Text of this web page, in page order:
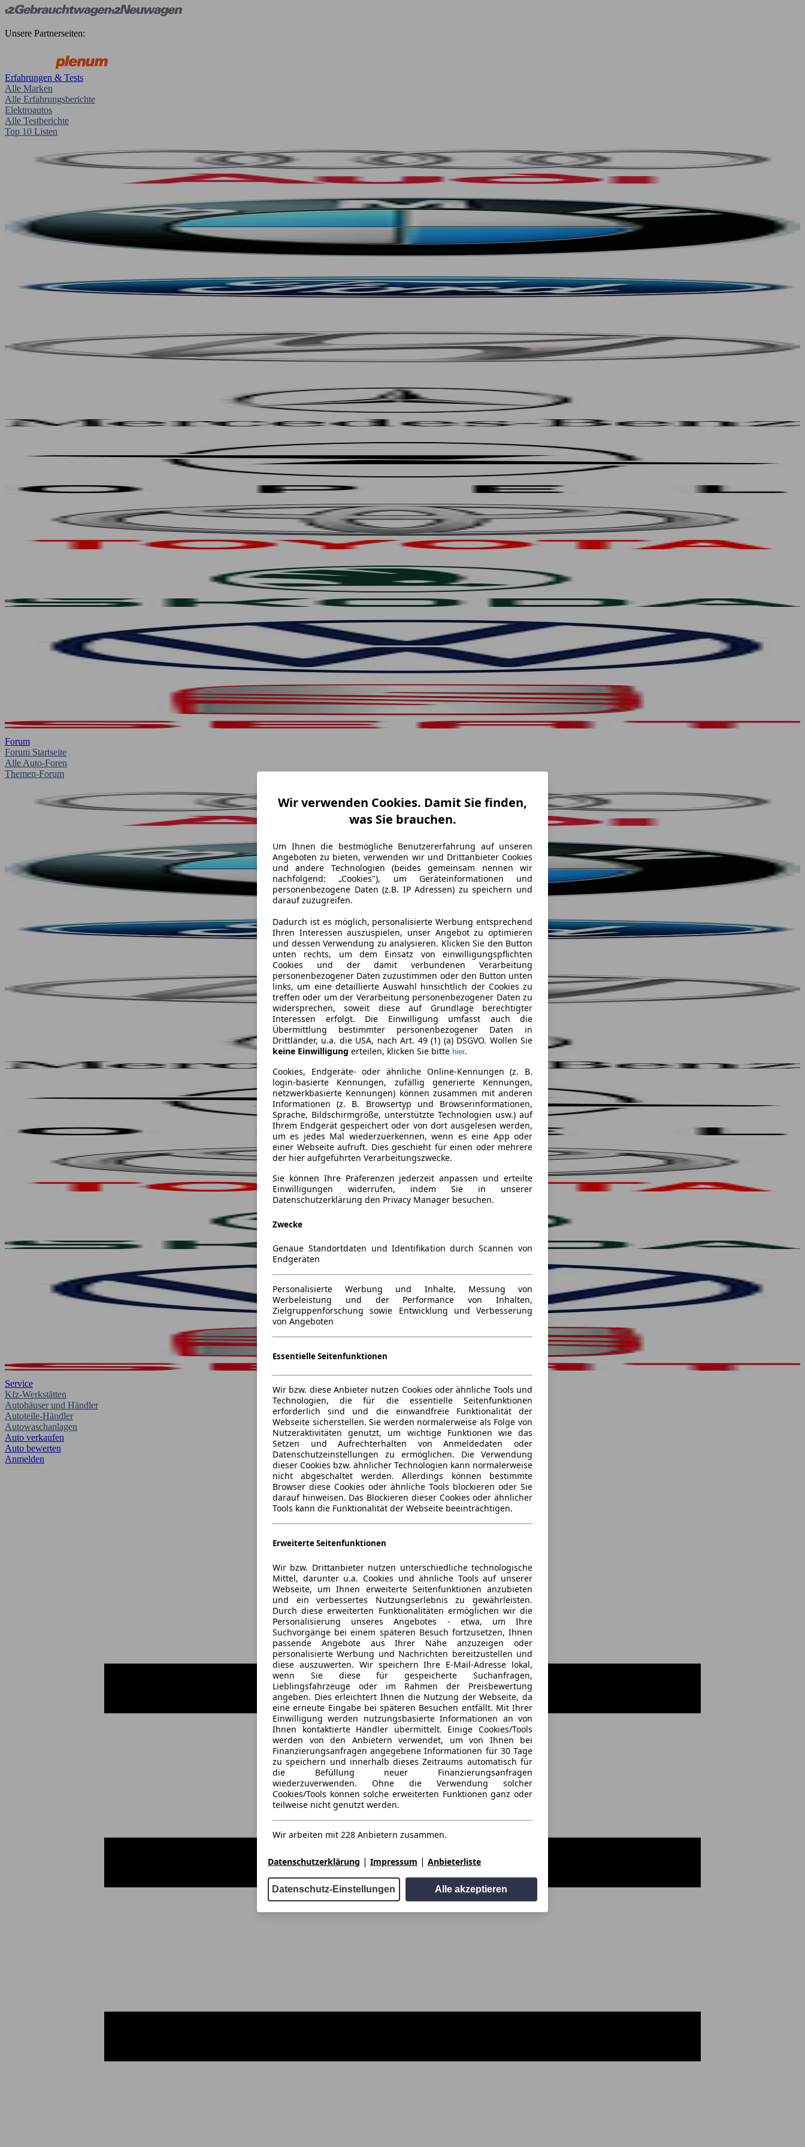
Unsere Partnerseiten:
Erfahrungen & Tests
Alle Marken
Alle Erfahrungsberichte
Elektroautos
Alle Testberichte
Top 10 Listen
Forum
Forum Startseite
Alle Auto-Foren
Themen-Forum
Service
Kfz-Werkstätten
Autohäuser und Händler
Autoteile-Händler
Autowaschanlagen
Auto verkaufen
Auto bewerten
Anmelden
Wir verwenden Cookies. Damit Sie finden,
was Sie brauchen.
Um Ihnen die bestmögliche Benutzererfahrung auf unseren
Angeboten zu bieten, verwenden wir und Drittanbieter Cookies
und andere Technologien (beides gemeinsam nennen wir
nachfolgend: „Cookies"), um Geräteinformationen und
personenbezogene Daten (z.B. IP Adressen) zu speichern und
darauf zuzugreifen.
Dadurch ist es möglich, personalisierte Werbung entsprechend
Ihren Interessen auszuspielen, unser Angebot zu optimieren
und dessen Verwendung zu analysieren. Klicken Sie den Button
unten rechts, um dem Einsatz von einwilligungspflichten
Cookies und der damit verbundenen Verarbeitung
personenbezogener Daten zuzustimmen oder den Button unten
links, um eine detaillierte Auswahl hinsichtlich der Cookies zu
treffen oder um der Verarbeitung personenbezogener Daten zu
widersprechen, soweit diese auf Grundlage berechtigter
Interessen erfolgt. Die Einwilligung umfasst auch die
Übermittlung bestimmter personenbezogener Daten in
Drittländer, u.a. die USA, nach Art. 49 (1) (a) DSGVO. Wollen Sie
keine Einwilligung erteilen, klicken Sie bitte hier.
Cookies, Endgeräte- oder ähnliche Online-Kennungen (z. B.
login-basierte Kennungen, zufällig generierte Kennungen,
netzwerkbasierte Kennungen) können zusammen mit anderen
Informationen (z. B. Browsertyp und Browserinformationen,
Sprache, Bildschirmgröße, unterstützte Technologien usw.) auf
Ihrem Endgerät gespeichert oder von dort ausgelesen werden,
um es jedes Mal wiederzuerkennen, wenn es eine App oder
einer Webseite aufruft. Dies geschieht für einen oder mehrere
der hier aufgeführten Verarbeitungszwecke.
Sie können Ihre Präferenzen jederzeit anpassen und erteilte
Einwilligungen widerrufen, indem Sie in unserer
Datenschutzerklärung den Privacy Manager besuchen.
Zwecke
Genaue Standortdaten und Identifikation durch Scannen von
Endgeräten
Personalisierte Werbung und Inhalte, Messung von
Werbeleistung und der Performance von Inhalten,
Zielgruppenforschung sowie Entwicklung und Verbesserung
von Angeboten
Essentielle Seitenfunktionen
Wir bzw. diese Anbieter nutzen Cookies oder ähnliche Tools und
Technologien, die für die essentielle Seitenfunktionen
erforderlich sind und die einwandfreie Funktionalität der
Webseite sicherstellen. Sie werden normalerweise als Folge von
Nutzeraktivitäten genutzt, um wichtige Funktionen wie das
Setzen und Aufrechterhalten von Anmeldedaten oder
Datenschutzeinstellungen zu ermöglichen. Die Verwendung
dieser Cookies bzw. ähnlicher Technologien kann normalerweise
nicht abgeschaltet werden. Allerdings können bestimmte
Browser diese Cookies oder ähnliche Tools blockieren oder Sie
darauf hinweisen. Das Blockieren dieser Cookies oder ähnlicher
Tools kann die Funktionalität der Webseite beeinträchtigen.
Erweiterte Seitenfunktionen
Wir bzw. Drittanbieter nutzen unterschiedliche technologische
Mittel, darunter u.a. Cookies und ähnliche Tools auf unserer
Webseite, um Ihnen erweiterte Seitenfunktionen anzubieten
und ein verbessertes Nutzungserlebnis zu gewährleisten.
Durch diese erweiterten Funktionalitäten ermöglichen wir die
Personalisierung unseres Angebotes - etwa, um Ihre
Suchvorgänge bei einem späteren Besuch fortzusetzen, Ihnen
passende Angebote aus Ihrer Nähe anzuzeigen oder
personalisierte Werbung und Nachrichten bereitzustellen und
diese auszuwerten. Wir speichern Ihre E-Mail-Adresse lokal,
wenn Sie diese für gespeicherte Suchanfragen,
Lieblingsfahrzeuge oder im Rahmen der Preisbewertung
angeben. Dies erleichtert Ihnen die Nutzung der Webseite, da
eine erneute Eingabe bei späteren Besuchen entfällt. Mit Ihrer
Einwilligung werden nutzungsbasierte Informationen an von
Ihnen kontaktierte Händler übermittelt. Einige Cookies/Tools
werden von den Anbietern verwendet, um von Ihnen bei
Finanzierungsanfragen angegebene Informationen für 30 Tage
zu speichern und innerhalb dieses Zeitraums automatisch für
die Befüllung neuer Finanzierungsanfragen
wiederzuverwenden. Ohne die Verwendung solcher
Cookies/Tools können solche erweiterten Funktionen ganz oder
teilweise nicht genutzt werden.
Wir arbeiten mit 228 Anbietern zusammen.
Datenschutzerklärung | Impressum | Anbieterliste
Datenschutz-Einstellungen Alle akzeptieren